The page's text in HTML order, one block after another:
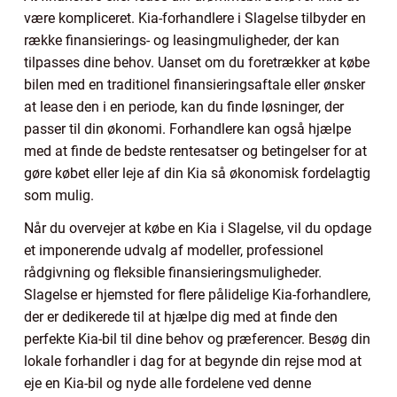
være kompliceret. Kia-forhandlere i Slagelse tilbyder en
række finansierings- og leasingmuligheder, der kan
tilpasses dine behov. Uanset om du foretrækker at købe
bilen med en traditionel finansieringsaftale eller ønsker
at lease den i en periode, kan du finde løsninger, der
passer til din økonomi. Forhandlere kan også hjælpe
med at finde de bedste rentesatser og betingelser for at
gøre købet eller leje af din Kia så økonomisk fordelagtig
som mulig.
Når du overvejer at købe en Kia i Slagelse, vil du opdage
et imponerende udvalg af modeller, professionel
rådgivning og fleksible finansieringsmuligheder.
Slagelse er hjemsted for flere pålidelige Kia-forhandlere,
der er dedikerede til at hjælpe dig med at finde den
perfekte Kia-bil til dine behov og præferencer. Besøg din
lokale forhandler i dag for at begynde din rejse mod at
eje en Kia-bil og nyde alle fordelene ved denne